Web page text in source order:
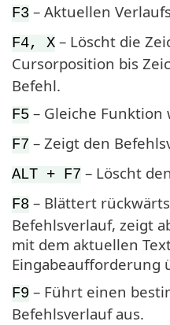
F3 – Aktuellen
F4, X – Löscht die
Cursorposition bis
Befehl.
F5 – Gleiche Funktion
F7 – Zeigt den
ALT + F7 – Löscht
F8 – Blättert
Befehlsverlauf, zeigt
mit dem aktuellen
Eingabeaufforderung
F9 – Führt einen
Befehlsverlauf aus.